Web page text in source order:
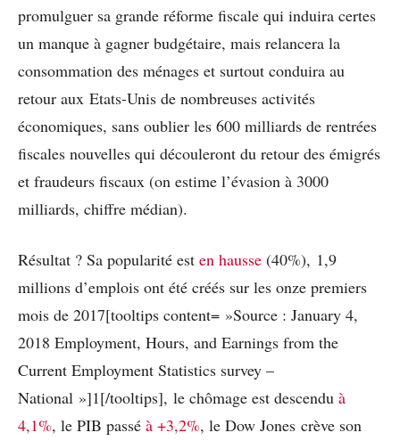
promulguer sa grande réforme fiscale qui induira certes
un manque à gagner budgétaire, mais relancera la
consommation des ménages et surtout conduira au
retour aux Etats-Unis de nombreuses activités
économiques, sans oublier les 600 milliards de rentrées
fiscales nouvelles qui découleront du retour des émigrés
et fraudeurs fiscaux (on estime l’évasion à 3000
milliards, chiffre médian).
Résultat ? Sa popularité est en hausse (40%), 1,9
millions d’emplois ont été créés sur les onze premiers
mois de 2017[tooltips content= »Source : January 4,
2018 Employment, Hours, and Earnings from the
Current Employment Statistics survey –
National »]1[/tooltips], le chômage est descendu à
4,1%, le PIB passé à +3,2%, le Dow Jones crève son